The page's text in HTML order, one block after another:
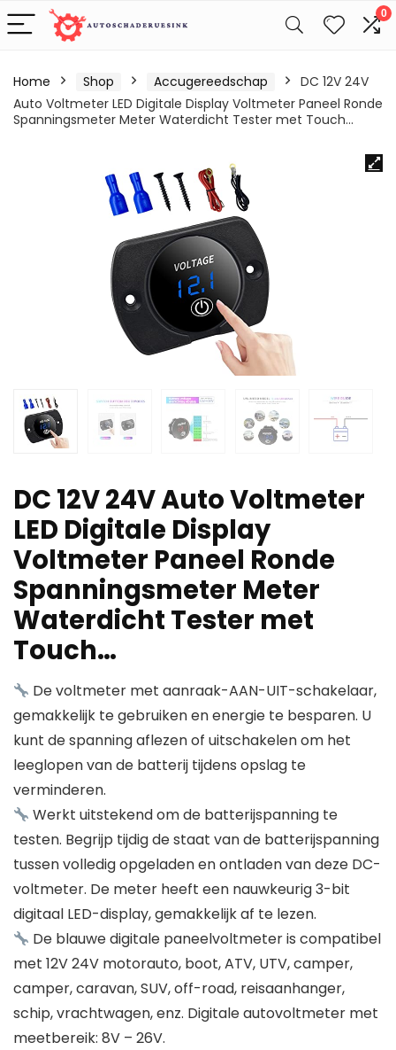
0
Home Shop Accugereedschap
DC 12V 24V
Auto Voltmeter LED Digitale Display Voltmeter Paneel Ronde
Spanningsmeter Meter Waterdicht Tester met Touch…
DC 12V 24V Auto Voltmeter
LED Digitale Display
Voltmeter Paneel Ronde
Spanningsmeter Meter
Waterdicht Tester met
Touch…
De voltmeter met aanraak-AAN-UIT-schakelaar,
gemakkelijk te gebruiken en energie te besparen. U
kunt de spanning aflezen of uitschakelen om het
leeglopen van de batterij tijdens opslag te
verminderen.
Werkt uitstekend om de batterijspanning te
testen. Begrijp tijdig de staat van de batterijspanning
tussen volledig opgeladen en ontladen van deze DC-
voltmeter. De meter heeft een nauwkeurig 3-bit
digitaal LED-display, gemakkelijk af te lezen.
De blauwe digitale paneelvoltmeter is compatibel
met 12V 24V motorauto, boot, ATV, UTV, camper,
camper, caravan, SUV, off-road, reisaanhanger,
schip, vrachtwagen, enz. Digitale autovoltmeter met
meetbereik: 8V – 26V.